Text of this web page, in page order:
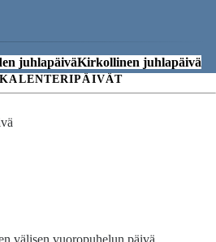
juhlapäiväKirkollinen juhlapäivä